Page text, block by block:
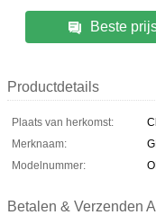
Beste
Productdetails
Plaats van herkomst:
Merknaam:
Modelnummer:
Betalen & Verzenden